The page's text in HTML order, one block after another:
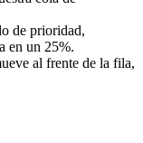
de prioridad,
en un 25%.
al frente de la fila,